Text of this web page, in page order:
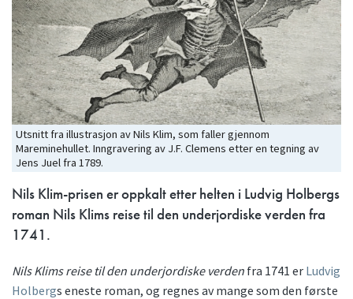
Utsnitt fra illustrasjon av Nils Klim, som faller gjennom
Mareminehullet. Inngravering av J.F. Clemens etter en tegning av
Jens Juel fra 1789.
Nils Klim-prisen er oppkalt etter helten i Ludvig Holbergs
roman Nils Klims reise til den underjordiske verden fra
1741.
Nils Klims reise til den underjordiske verden fra 1741 er Ludvig
Holbergs eneste roman, og regnes av mange som den første